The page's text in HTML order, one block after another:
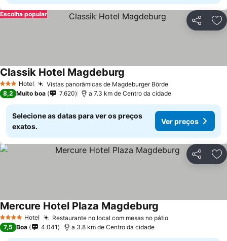
Partilhar
Escolha popular
3 EstrelasHotel Vistas panorâmicas de Magdeburger Börde
Classik Hotel Magdeburg
8,2 Muito boa 7.620 a 7.3 km de Centro da cidade
Selecione as datas para ver os preços
exatos.
Ver preços
Partilhar
4 EstrelasHotel Restaurante no local com mesas no pátio
Mercure Hotel Plaza Magdeburg
7,5 Boa 4.041 a 3.8 km de Centro da cidade